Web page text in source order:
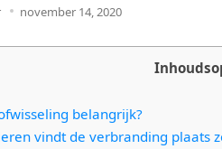
november 14, 2020
belangrijk?
vindt de verbranding plaats